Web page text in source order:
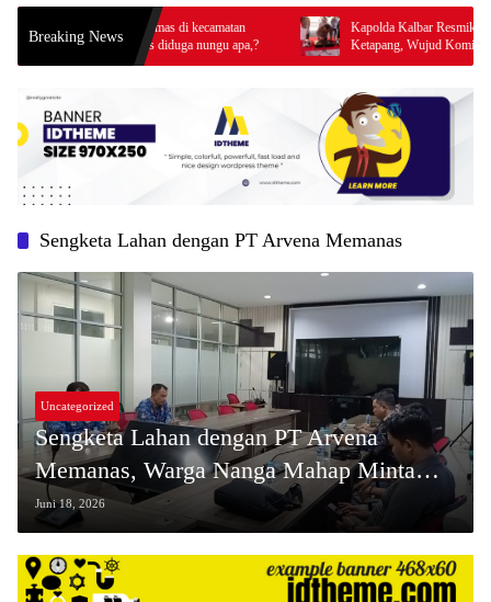
Breaking News
penampung emas di kecamatan
blm ada rilis diduga nungu apa,?
Kapolda Kalbar Resmikan Bangunan
Ketapang, Wujud Komitmen Tingkatkan
Prima Kepolisian
Sengketa Lahan dengan PT Arvena Memanas
Uncategorized
Sengketa Lahan dengan PT Arvena
Memanas, Warga Nanga Mahap Minta
Pengawasan Pemprov Kalbar
Juni 18, 2026